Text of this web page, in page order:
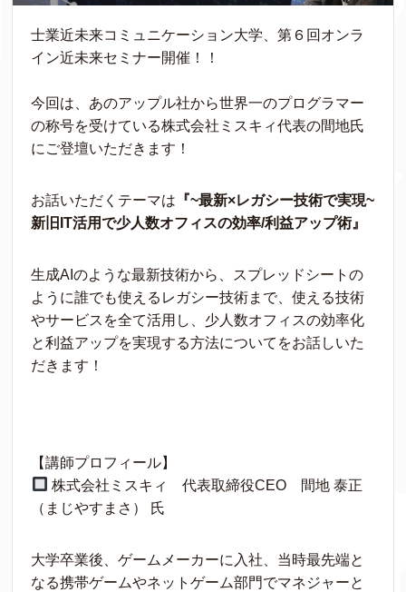
士業近未来コミュニケーション大学、第６回オンラ
イン近未来セミナー開催！！
今回は、あのアップル社から世界一のプログラマー
の称号を受けている株式会社ミスキィ代表の間地氏
にご登壇いただきます！
お話いただくテーマは 『~最新×レガシー技術で実現~
新旧IT活用で少人数オフィスの効率/利益アップ術』
生成AIのような最新技術から、スプレッドシートの
ように誰でも使えるレガシー技術まで、使える技術
やサービスを全て活用し、少人数オフィスの効率化
と利益アップを実現する方法についてをお話しいた
だきます！
【講師プロフィール】
株式会社ミスキィ 代表取締役CEO 間地 泰正
（まじやすまさ） 氏
大学卒業後、ゲームメーカーに入社、当時最先端と
なる携帯ゲームやネットゲーム部門でマネジャーと